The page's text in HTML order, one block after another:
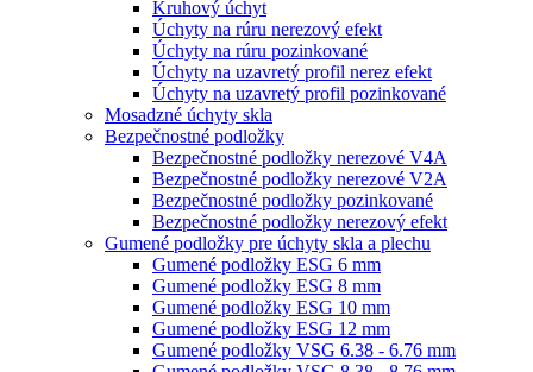
Kruhový úchyt
Úchyty na rúru nerezový efekt
Úchyty na rúru pozinkované
Úchyty na uzavretý profil nerez efekt
Úchyty na uzavretý profil pozinkované
Mosadzné úchyty skla
Bezpečnostné podložky
Bezpečnostné podložky nerezové V4A
Bezpečnostné podložky nerezové V2A
Bezpečnostné podložky pozinkované
Bezpečnostné podložky nerezový efekt
Gumené podložky pre úchyty skla a plechu
Gumené podložky ESG 6 mm
Gumené podložky ESG 8 mm
Gumené podložky ESG 10 mm
Gumené podložky ESG 12 mm
Gumené podložky VSG 6.38 - 6.76 mm